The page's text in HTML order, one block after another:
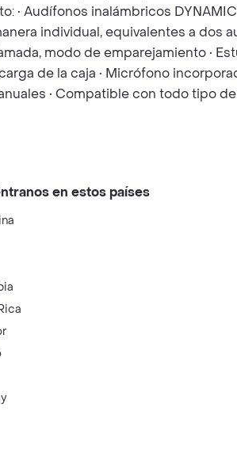
Audífonos inalámbricos
individual, equivalentes a dos
modo de emparejamiento •
de la caja • Micrófono
• Compatible con todo tipo
en estos países